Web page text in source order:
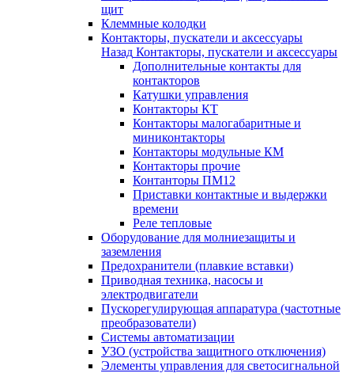
щит
Клеммные колодки
Контакторы, пускатели и аксессуары
Назад Контакторы, пускатели и аксессуары
Дополнительные контакты для
контакторов
Катушки управления
Контакторы КТ
Контакторы малогабаритные и
миниконтакторы
Контакторы модульные КМ
Контакторы прочие
Контанторы ПМ12
Приставки контактные и выдержки
времени
Реле тепловые
Оборудование для молниезащиты и
заземления
Предохранители (плавкие вставки)
Приводная техника, насосы и
электродвигатели
Пускорегулирующая аппаратура (частотные
преобразователи)
Системы автоматизации
УЗО (устройства защитного отключения)
Элементы управления для светосигнальной